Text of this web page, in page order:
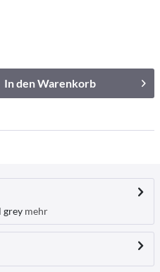
In denWarenkorb
grey mehr